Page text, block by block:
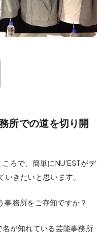
所での道を切り開
ろで、簡単にNU’ESTがデ
きたいと思います。
事務所をご存知ですか？
名が知れている芸能事務所